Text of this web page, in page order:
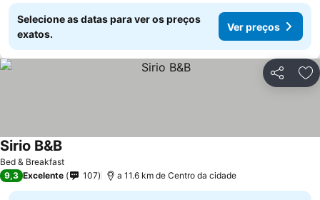
Selecione as datas para ver os preços
exatos.
Ver preços
Partilhar
Bed & Breakfast
Sirio B&B
9,3 Excelente 107 a 11.6 km de Centro da cidade